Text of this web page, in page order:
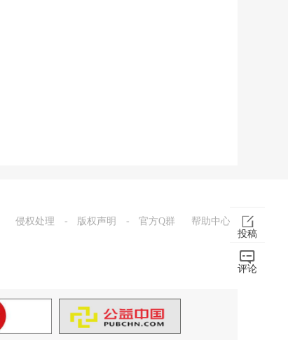
投稿
评论
侵权处理 - 版权声明 - 官方Q群 帮助中心